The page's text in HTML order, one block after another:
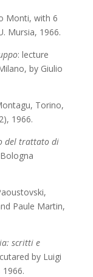
Monti, with 6
Mursia, 1966.
: lecture
by Giulio
Torino,
1966.
del trattato di
Paule Martin,
scritti e
by Luigi